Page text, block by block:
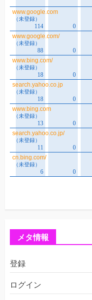
メタ情報
登録
ログイン